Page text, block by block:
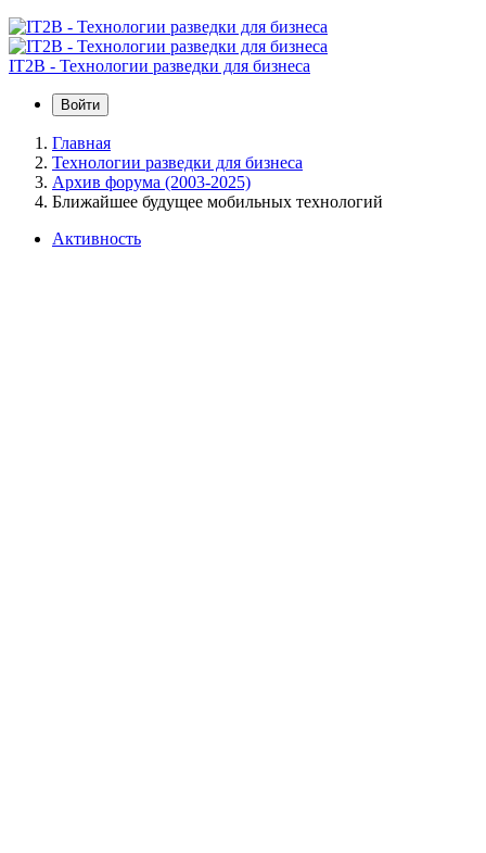
IT2B - Технологии разведки для бизнеса
Войти
Главная
Технологии разведки для бизнеса
Архив форума (2003-2025)
Ближайшее будущее мобильных технологий
Активность